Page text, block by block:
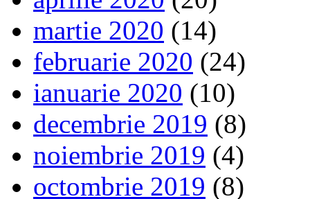
martie 2020 (14)
februarie 2020 (24)
ianuarie 2020 (10)
decembrie 2019 (8)
noiembrie 2019 (4)
octombrie 2019 (8)